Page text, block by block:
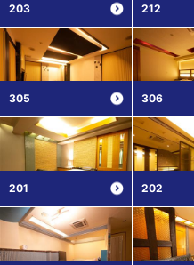
203 212
305 306
201 202